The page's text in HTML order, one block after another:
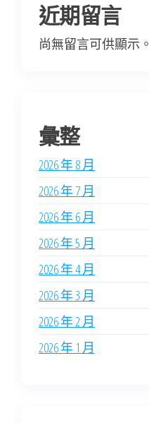
近期留言
尚無留言可供顯示。
彙整
2026 年 8 月
2026 年 7 月
2026 年 6 月
2026 年 5 月
2026 年 4 月
2026 年 3 月
2026 年 2 月
2026 年 1 月